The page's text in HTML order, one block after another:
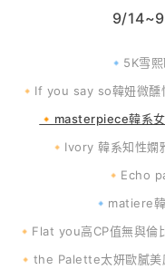
9/
🔹5K雪
🔸If you say so韓妞微醺
🔸masterpiece韓系
🔸Ivory 韓系知性嫻
🔸Echo
🔹matiere
🔸Flat you高CP值無與倫
🔸the Palette太妍歐膩美